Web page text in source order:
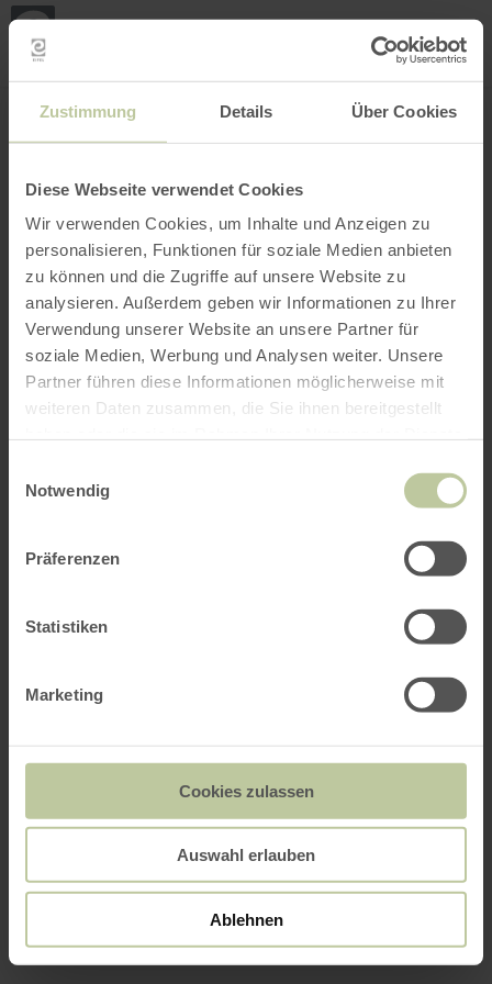
Zustimmung Details Über Cookies
Diese Webseite verwendet Cookies
Wir verwenden Cookies, um Inhalte und Anzeigen zu
personalisieren, Funktionen für soziale Medien anbieten
zu können und die Zugriffe auf unsere Website zu
analysieren. Außerdem geben wir Informationen zu Ihrer
Verwendung unserer Website an unsere Partner für
soziale Medien, Werbung und Analysen weiter. Unsere
Partner führen diese Informationen möglicherweise mit
weiteren Daten zusammen, die Sie ihnen bereitgestellt
Notwendig
Präferenzen
Statistiken
Marketing
Cookies zulassen
Auswahl erlauben
Ablehnen
INTERACTIVE MAP
my
Open filter